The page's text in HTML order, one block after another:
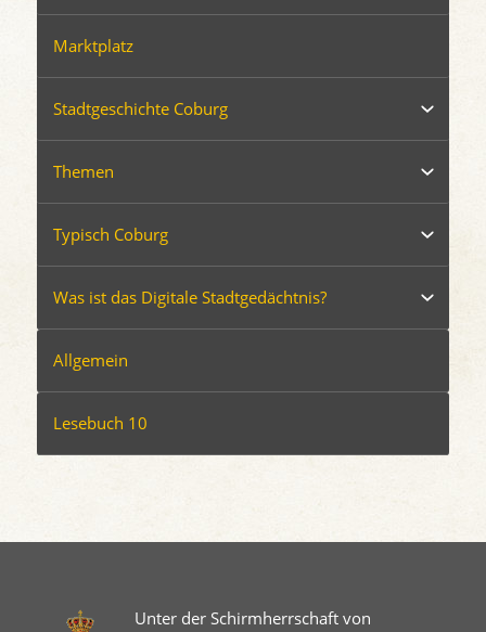
Marktplatz
Stadtgeschichte Coburg
Themen
Typisch Coburg
Was ist das Digitale Stadtgedächtnis?
Allgemein
Lesebuch 10
Unter der Schirmherrschaft von